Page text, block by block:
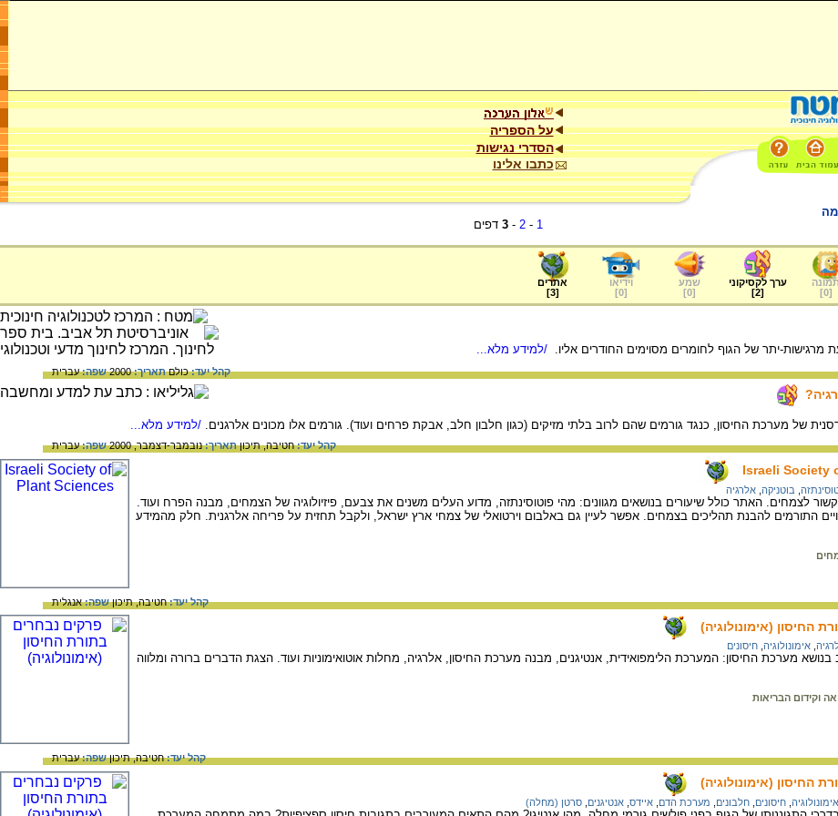
על הספריה
הסדרי נגישות
כתבו אלינו
1
-
2
-
3 דפים
תמונה
[
0
]
ערך לקסיקוני
[
2
]
שמע
[
0
]
וידיאו
[
0
]
אתרים
[
3
]
מרגישות-יתר של הגוף לחומרים מסוימים החודרים אליו. /למידע מלא...
קהל יעד:כולםתאריך:2000 שפה:עברית
של מערכת החיסון, כנגד גורמים שהם לרוב בלתי מזיקים (כגון חלבון חלב, אבקת פרחים ועוד). גורמים אלו מכונים אלרגנים. /למידע מלא...
קהל יעד:חטיבה,תיכוןתאריך:נובמבר-דצמבר, 2000 שפה:עברית
Israeli Society
בוטניקה אלרגיה
לצמחים. האתר כולל שיעורים בנושאים מגוונים: מהי פוטוסינתזה, מדוע העלים משנים את צבעם, פיזיולוגיה של הצמחים, מבנה הפרח ועוד.
התורמים להבנת תהליכים בצמחים. אפשר לעיין גם באלבום וירטואלי של צמחי ארץ ישראל, ולקבל תחזית על פריחה אלרגנית. חלק מהמידע
קהל יעד:חטיבה,תיכוןשפה:אנגלית
החיסון (אימונולוגיה)
אימונולוגיה חיסונים
מערכת החיסון: המערכת הלימפואידית, אנטיגנים, מבנה מערכת החיסון, אלרגיה, מחלות אוטואימוניות ועוד. הצגת הדברים ברורה ומלווה
וקידום הבריאות
קהל יעד:חטיבה,תיכוןשפה:עברית
החיסון (אימונולוגיה)
אימונולוגיה חיסונים חלבונים מערכת הדם איידס אנטיגנים סרטן (מחלה)